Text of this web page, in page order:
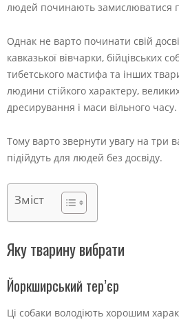
людей починають замислюватися
Однак не варто починати свій
кавказької вівчарки, бійцівських
тибетського мастифа та інших
людини стійкого характеру,
дресирування і маси вільного часу.
Тому варто звернути увагу на три
підійдуть для людей без досвіду.
Зміст
Яку тварину вибрати
Йоркширський тер’єр
Ці собаки володіють хорошим